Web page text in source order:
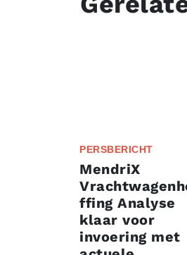
PERSBERICHT
MendriX
ffing Analyse
klaar voor
invoering met